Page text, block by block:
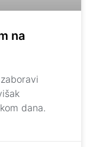
na
dana.